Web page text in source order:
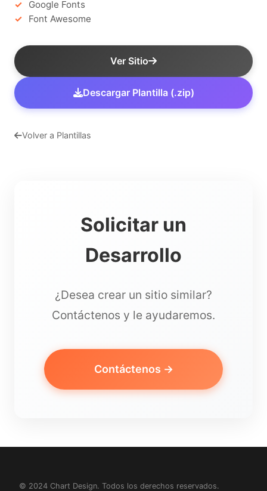
Google Fonts
Font Awesome
Ver Sitio
Descargar Plantilla (.zip)
Volver a Plantillas
Solicitar un
Desarrollo
¿Desea crear un sitio similar?
Contáctenos y le ayudaremos.
Contáctenos →
© 2024 Chart Design. Todos los derechos reservados.